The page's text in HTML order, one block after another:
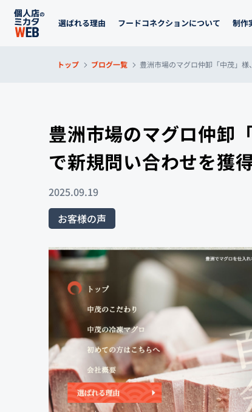
選ばれる理由 フードコネクションについて 制作
トップ ブログ一覧 豊洲市場のマグロ仲卸「中茂」
豊洲市場のマグロ仲卸
で新規問い合わせを獲
2025.09.19
お客様の声